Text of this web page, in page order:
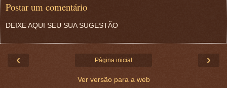
Postar um comentário
DEIXE AQUI SEU SUA SUGESTÃO
‹ ›
Página inicial
Ver versão para a web